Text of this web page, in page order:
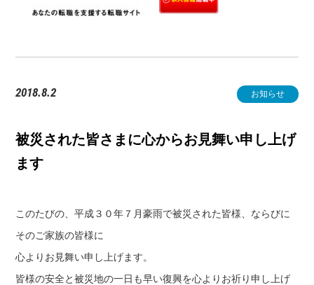
お知らせ
2018.8.2
被災された皆さまに心からお見舞い申し上げ
ます
このたびの、平成３０年７月豪雨で被災された皆様、ならびに
そのご家族の皆様に
心よりお見舞い申し上げます。
皆様の安全と被災地の一日も早い復興を心よりお祈り申し上げ